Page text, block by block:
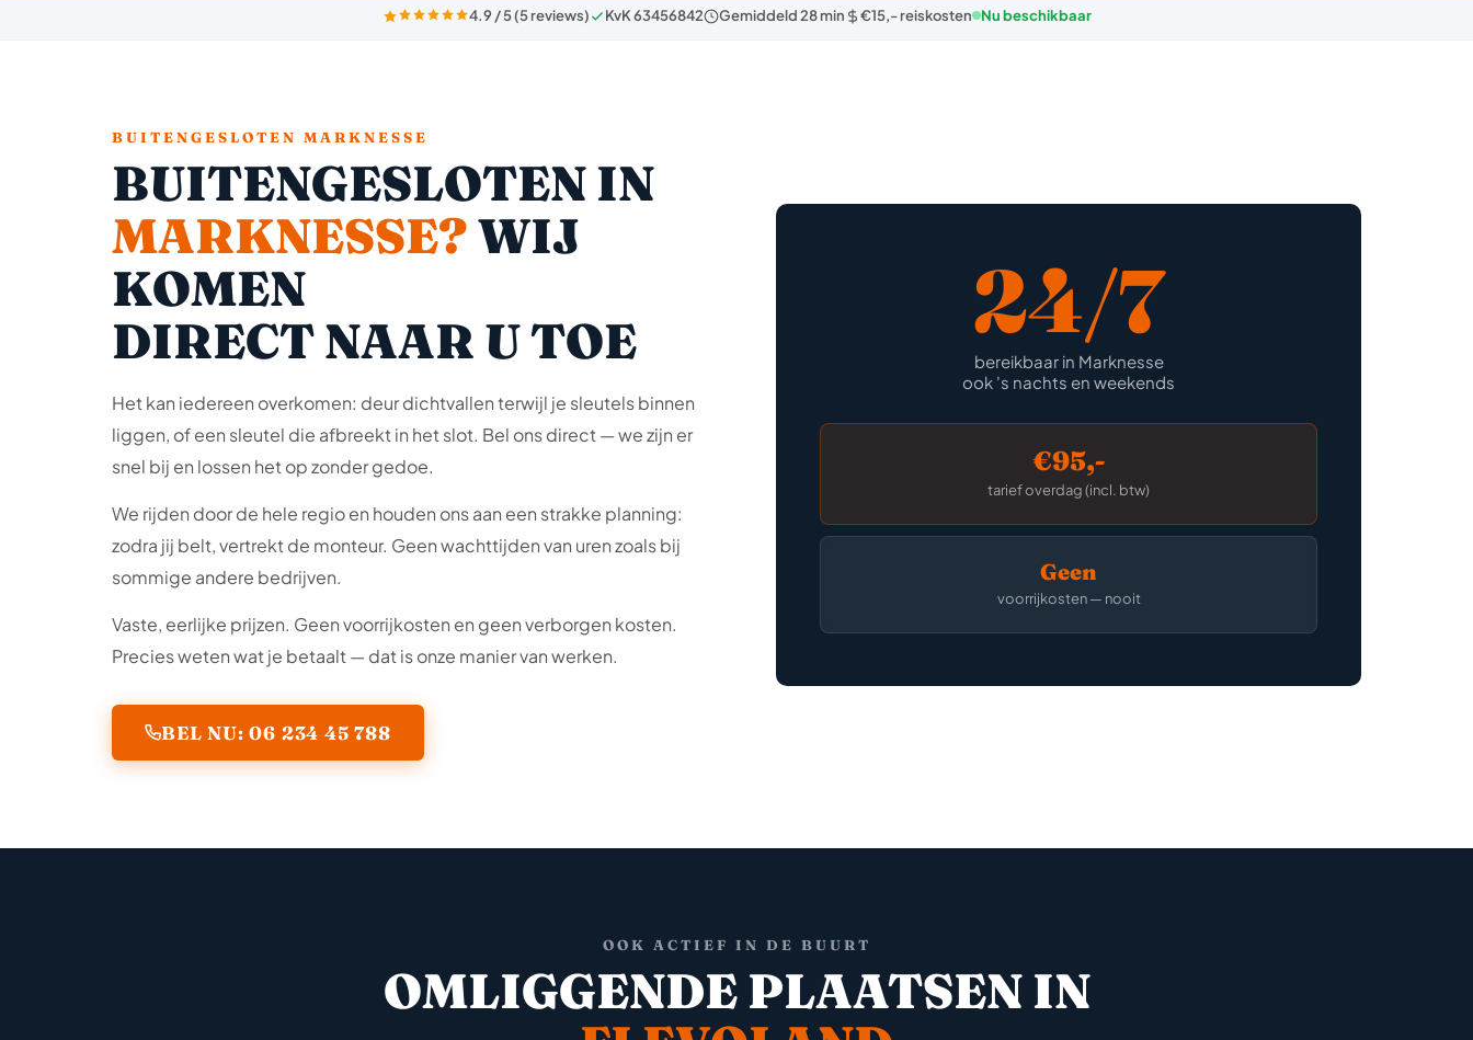
4.9 / 5 (5 reviews) KvK 63456842 Gemiddeld 28 min €15,- reiskosten Nu beschikbaar
BUITENGESLOTEN MARKNESSE
BUITENGESLOTEN IN
MARKNESSE?WIJ
KOMEN
DIRECT NAAR U TOE
Het kan iedereen overkomen: deur dichtvallen terwijl je sleutels binnen
liggen, of een sleutel die afbreekt in het slot. Bel ons direct — we zijn er
snel bij en lossen het op zonder gedoe.
We rijden door de hele regio en houden ons aan een strakke planning:
zodra jij belt, vertrekt de monteur. Geen wachttijden van uren zoals bij
sommige andere bedrijven.
Vaste, eerlijke prijzen. Geen voorrijkosten en geen verborgen kosten.
Precies weten wat je betaalt — dat is onze manier van werken.
BEL NU: 06 234 45 788
24/7
bereikbaar in Marknesse
ook 's nachts en weekends
€95,-
tarief overdag (incl. btw)
Geen
voorrijkosten — nooit
OOK ACTIEF IN DE BUURT
OMLIGGENDE PLAATSEN IN